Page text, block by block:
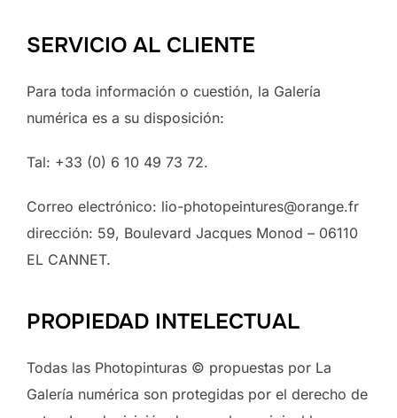
SERVICIO AL CLIENTE
Para toda información o cuestión, la Galería
numérica es a su disposición:
Tal: +33 (0) 6 10 49 73 72.
Correo electrónico: lio-photopeintures@orange.fr
dirección: 59, Boulevard Jacques Monod – 06110
EL CANNET.
PROPIEDAD INTELECTUAL
Todas las Photopinturas © propuestas por La
Galería numérica son protegidas por el derecho de